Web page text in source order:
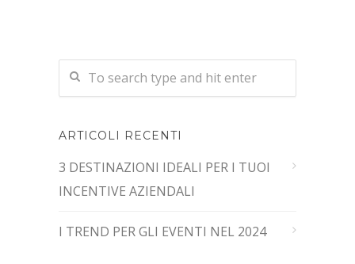
ARTICOLI RECENTI
3 DESTINAZIONI IDEALI PER I TUOI
INCENTIVE AZIENDALI
I TREND PER GLI EVENTI NEL 2024